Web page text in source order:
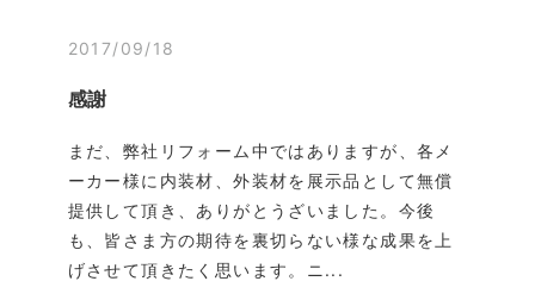
2017/09/18
感謝
まだ、弊社リフォーム中ではありますが、各メ
ーカー様に内装材、外装材を展示品として無償
提供して頂き、ありがとうざいました。今後
も、皆さま方の期待を裏切らない様な成果を上
げさせて頂きたく思います。ニ...